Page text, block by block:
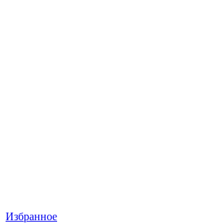
Избранное